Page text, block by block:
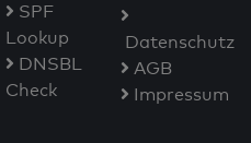
SPF
Lookup
DNSBL
Check
Datenschutz
AGB
Impressum